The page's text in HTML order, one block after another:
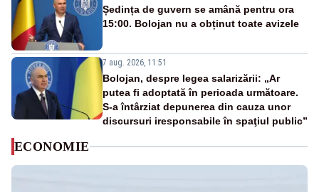
Ședința de guvern se amână pentru ora
15:00. Bolojan nu a obținut toate avizele
7 aug. 2026, 11:51
Bolojan, despre legea salarizării: „Ar
putea fi adoptată în perioada următoare.
S-a întârziat depunerea din cauza unor
discursuri iresponsabile în spaţiul public”
ECONOMIE